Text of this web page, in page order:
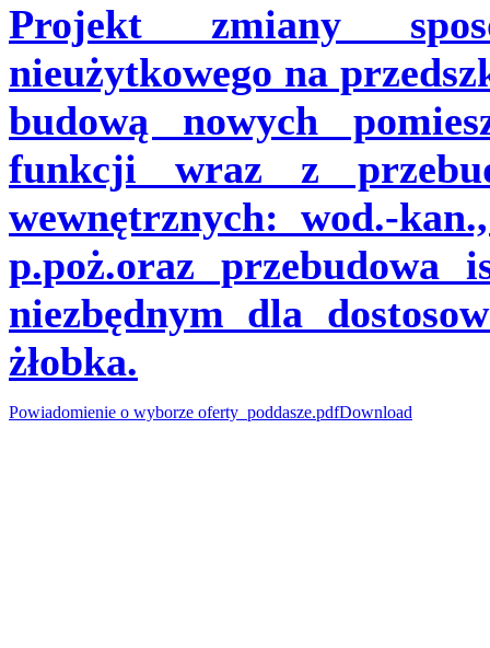
Projekt zmiany
nieużytkowego na
budową nowych
funkcji wraz z
wewnętrznych: wod.-
p.poż.oraz przebudowa
niezbędnym dla
żłobka.
Powiadomienie o wyborze oferty_poddasze.pdfDownload